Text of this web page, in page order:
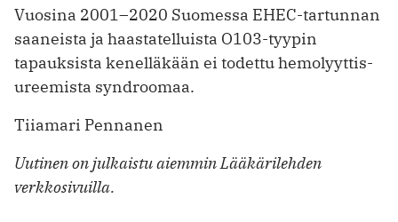
Vuosina 2001–2020 Suomessa EHEC-tartunnan
saaneista ja haastatelluista O103-tyypin
tapauksista kenelläkään ei todettu hemolyyttis-
ureemista syndroomaa.
Tiiamari Pennanen
Uutinen on julkaistu aiemmin Lääkärilehden
verkkosivuilla.